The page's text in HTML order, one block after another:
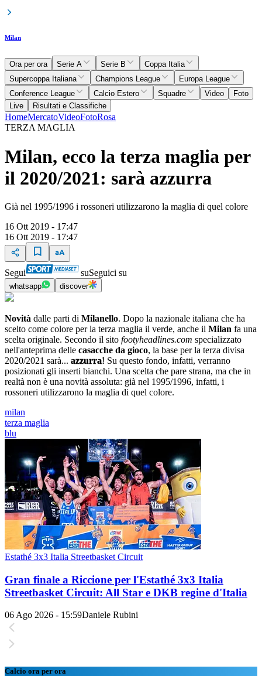
Milan
Ora per ora Serie A Serie B
Coppa Italia
Supercoppa Italiana
Champions League
Europa League
Conference League
Calcio Estero Squadre Video
Foto
Live
Risultati e Classifiche
HomeMercatoVideoFotoRosa
TERZA MAGLIA
Milan, ecco la terza maglia per
il 2020/2021: sarà azzurra
Già nel 1995/1996 i rossoneri utilizzarono la maglia di quel colore
16 Ott 2019 - 17:47
16 Ott 2019 - 17:47
Segui suSeguici su
whatsapp discover
Novità dalle parti di Milanello. Dopo la nazionale italiana che ha
scelto come colore per la terza maglia il verde, anche il Milan fa una
scelta originale. Secondo il sito footyheadlines.com specializzato
nell'anteprima delle casacche da gioco, la base per la terza divisa
2020/2021 sarà... azzurra! Su questo fondo, infatti, verranno
posizionati gli inserti bianchi. Una scelta che pare strana, ma che in
realtà non è una novità assoluta: già nel 1995/1996, infatti, i
rossoneri utilizzarono la maglia di quel colore.
milan
terza maglia
blu
Estathé 3x3 Italia Streetbasket Circuit
Gran finale a Riccione per l'Estathé 3x3 Italia
Streetbasket Circuit: All Star e DKB regine d'Italia
06 Ago 2026 - 15:59Daniele Rubini
Calcio ora per ora